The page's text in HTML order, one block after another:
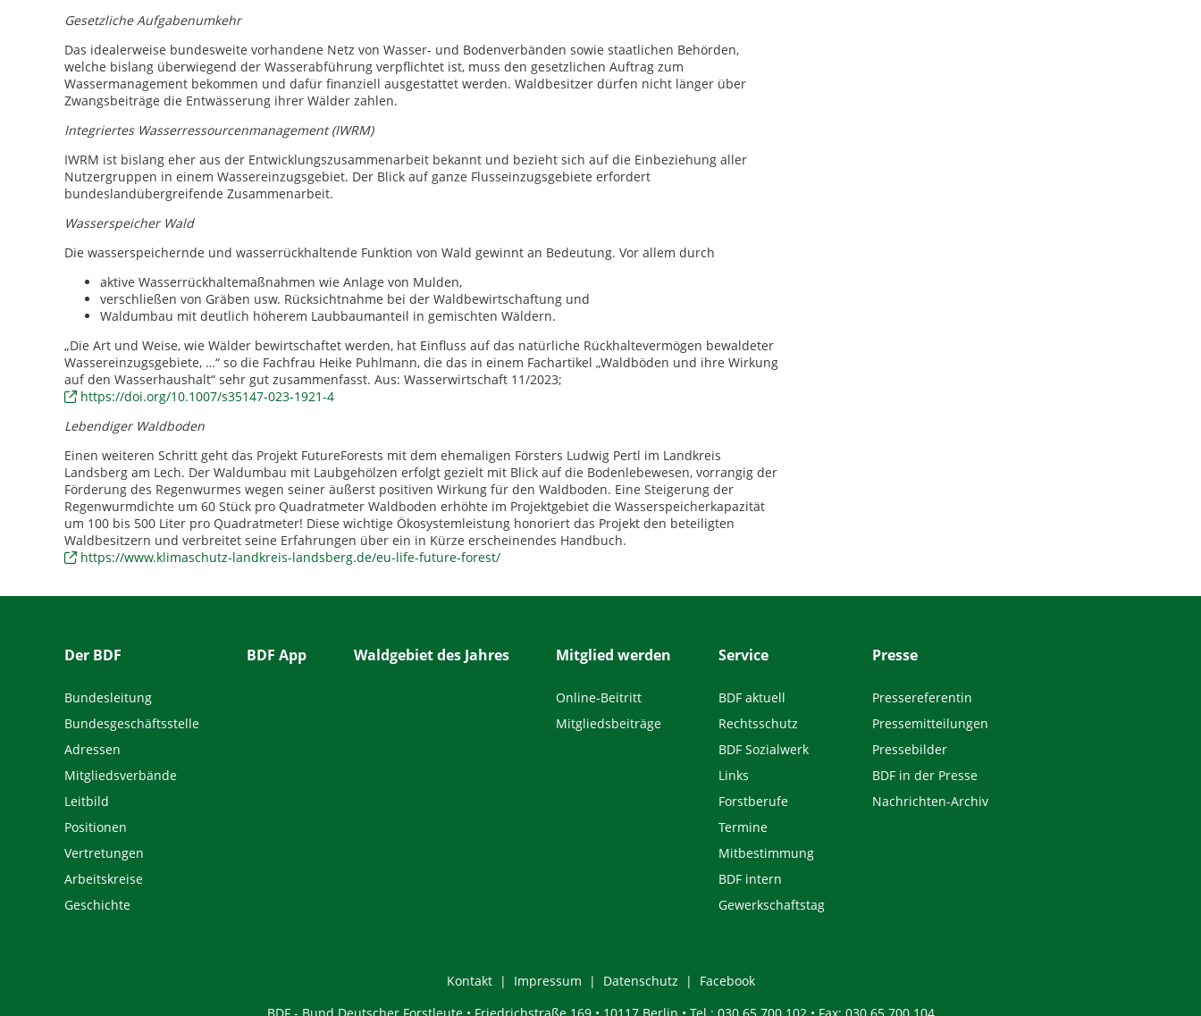
Gesetzliche Aufgabenumkehr
Das idealerweise bundesweite vorhandene Netz von Wasser- und Bodenverbänden sowie staatlichen Behörden,
welche bislang überwiegend der Wasserabführung verpflichtet ist, muss den gesetzlichen Auftrag zum
Wassermanagement bekommen und dafür finanziell ausgestattet werden. Waldbesitzer dürfen nicht länger über
Zwangsbeiträge die Entwässerung ihrer Wälder zahlen.
Integriertes Wasserressourcenmanagement (IWRM)
IWRM ist bislang eher aus der Entwicklungszusammenarbeit bekannt und bezieht sich auf die Einbeziehung aller
Nutzergruppen in einem Wassereinzugsgebiet. Der Blick auf ganze Flusseinzugsgebiete erfordert
bundeslandübergreifende Zusammenarbeit.
Wasserspeicher Wald
Die wasserspeichernde und wasserrückhaltende Funktion von Wald gewinnt an Bedeutung. Vor allem durch
aktive Wasserrückhaltemaßnahmen wie Anlage von Mulden,
verschließen von Gräben usw. Rücksichtnahme bei der Waldbewirtschaftung und
Waldumbau mit deutlich höherem Laubbaumanteil in gemischten Wäldern.
„Die Art und Weise, wie Wälder bewirtschaftet werden, hat Einfluss auf das natürliche Rückhaltevermögen bewaldeter
Wassereinzugsgebiete, …“ so die Fachfrau Heike Puhlmann, die das in einem Fachartikel „Waldböden und ihre Wirkung
auf den Wasserhaushalt“ sehr gut zusammenfasst. Aus: Wasserwirtschaft 11/2023;
https://doi.org/10.1007/s35147-023-1921-4
Lebendiger Waldboden
Einen weiteren Schritt geht das Projekt FutureForests mit dem ehemaligen Försters Ludwig Pertl im Landkreis
Landsberg am Lech. Der Waldumbau mit Laubgehölzen erfolgt gezielt mit Blick auf die Bodenlebewesen, vorrangig der
Förderung des Regenwurmes wegen seiner äußerst positiven Wirkung für den Waldboden. Eine Steigerung der
Regenwurmdichte um 60 Stück pro Quadratmeter Waldboden erhöhte im Projektgebiet die Wasserspeicherkapazität
um 100 bis 500 Liter pro Quadratmeter! Diese wichtige Ökosystemleistung honoriert das Projekt den beteiligten
Waldbesitzern und verbreitet seine Erfahrungen über ein in Kürze erscheinendes Handbuch.
https://www.klimaschutz-landkreis-landsberg.de/eu-life-future-forest/
Der BDF
Bundesleitung
Bundesgeschäftsstelle
Adressen
Mitgliedsverbände
Leitbild
Positionen
Vertretungen
Arbeitskreise
Geschichte
BDF App Waldgebiet des Jahres Mitglied werden
Online-Beitritt
Mitgliedsbeiträge
Service
BDF aktuell
Rechtsschutz
BDF Sozialwerk
Links
Forstberufe
Termine
Mitbestimmung
BDF intern
Gewerkschaftstag
Presse
Pressereferentin
Pressemitteilungen
Pressebilder
BDF in der Presse
Nachrichten-Archiv
Kontakt Impressum Datenschutz
Facebook